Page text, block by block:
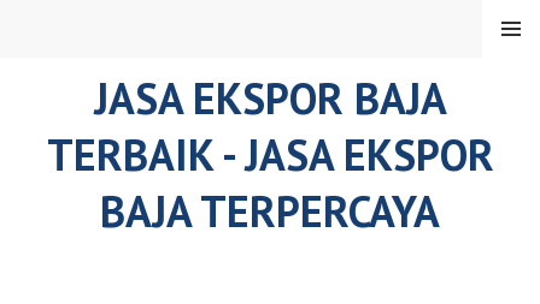
JASA EKSPOR BAJA
TERBAIK - JASA EKSPOR
BAJA TERPERCAYA
MENU